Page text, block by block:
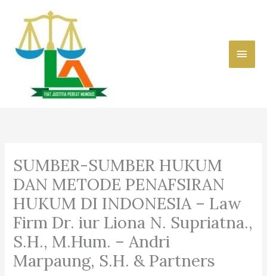
content
Main
SUMBER-SUMBER HUKUM
DAN METODE PENAFSIRAN
HUKUM DI INDONESIA – Law
Firm Dr. iur Liona N. Supriatna.,
S.H., M.Hum. – Andri
Marpaung, S.H. & Partners